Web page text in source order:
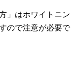
」はホワイトニン
ので注意が必要で